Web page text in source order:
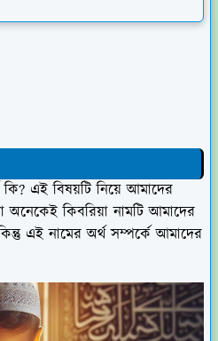
কি? এই বিষয়টি নিয়ে আমাদের
কিবরিয়া নামটি আমাদের
এই নামের অর্থ সম্পর্কে আমাদের